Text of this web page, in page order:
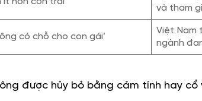
và tham
có chỗ cho con gái’
Việt Nam
ngành
được hủy bỏ bằng cảm tính hay cổ